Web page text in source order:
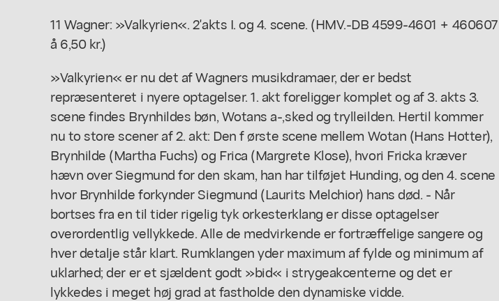
11 Wagner: »Valkyrien«. 2'akts I. og 4. scene. (HMV.-DB 4599-4601 + 460607
å 6,50 kr.)
»Valkyrien« er nu det af Wagners musikdramaer, der er bedst
repræsenteret i nyere optagelser. 1. akt foreligger komplet og af 3. akts 3.
scene findes Brynhildes bøn, Wotans a-,sked og trylleilden. Hertil kommer
nu to store scener af 2. akt: Den f ørste scene mellem Wotan (Hans Hotter),
Brynhilde (Martha Fuchs) og Frica (Margrete Klose), hvori Fricka kræver
hævn over Siegmund for den skam, han har tilføjet Hunding, og den 4. scene
hvor Brynhilde forkynder Siegmund (Laurits Melchior) hans død. - Når
bortses fra en til tider rigelig tyk orkesterklang er disse optagelser
overordentlig vellykkede. Alle de medvirkende er fortræffelige sangere og
hver detalje står klart. Rumklangen yder maximum af fylde og minimum af
uklarhed; der er et sjældent godt »bid« i strygeakcenterne og det er
lykkedes i meget høj grad at fastholde den dynamiske vidde.